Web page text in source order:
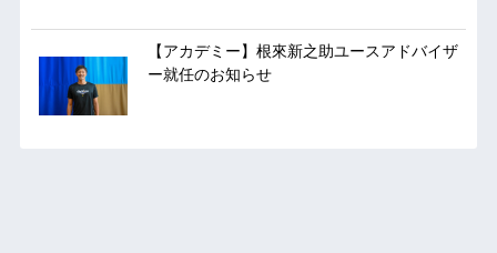
【アカデミー】根來新之助ユースアドバイザ
ー就任のお知らせ